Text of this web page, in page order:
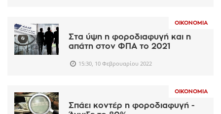
ΟΙΚΟΝΟΜΊΑ
Στα ύψη η φοροδιαφυγή και η
απάτη στον ΦΠΑ το 2021
15:30, 10 Φεβρουαρίου 2022
ΟΙΚΟΝΟΜΊΑ
Σπάει κοντέρ η φοροδιαφυγή -